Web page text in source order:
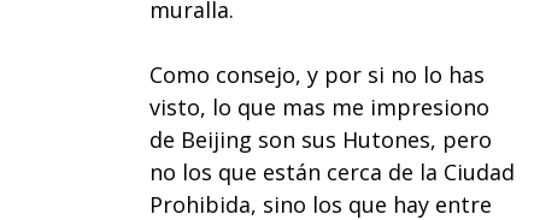
muralla.
Como consejo, y por si no lo has
visto, lo que mas me impresiono
de Beijing son sus Hutones, pero
no los que están cerca de la Ciudad
Prohibida, sino los que hay entre